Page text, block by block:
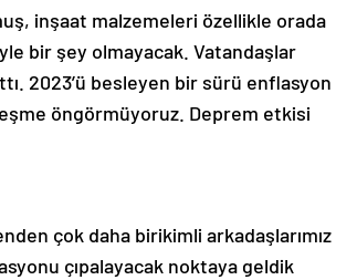
inşaat malzemeleri özellikle orada
bir şey olmayacak. Vatandaşlar
2023’ü besleyen bir sürü enflasyon
öngörmüyoruz. Deprem etkisi
çok daha birikimli arkadaşlarımız
çıpalayacak noktaya geldik